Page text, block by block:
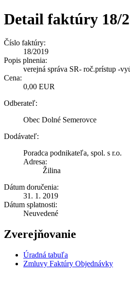
Detail faktúry 18/
Číslo faktúry:
18/2019
Popis plnenia:
verejná správa SR- roč.prístup -
Cena:
0,00 EUR
Odberateľ:
Obec Dolné Semerovce
Dodávateľ:
Poradca podnikateľa, spol. s r.o.
Adresa:
Žilina
Dátum doručenia:
31. 1. 2019
Dátum splatnosti:
Neuvedené
Zverejňovanie
Úradná tabuľa
Zmluvy Faktúry Objednávky